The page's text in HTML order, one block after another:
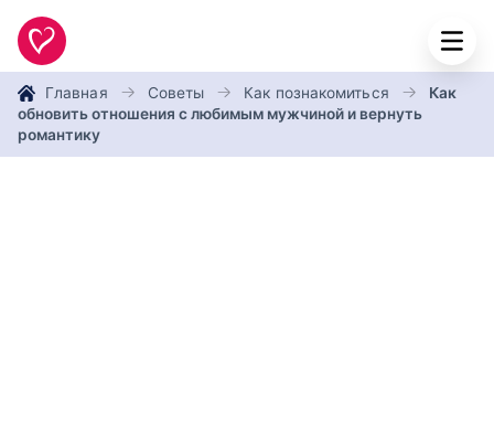
Главная Советы Как познакомиться
Как
обновить отношения с любимым мужчиной и вернуть
романтику